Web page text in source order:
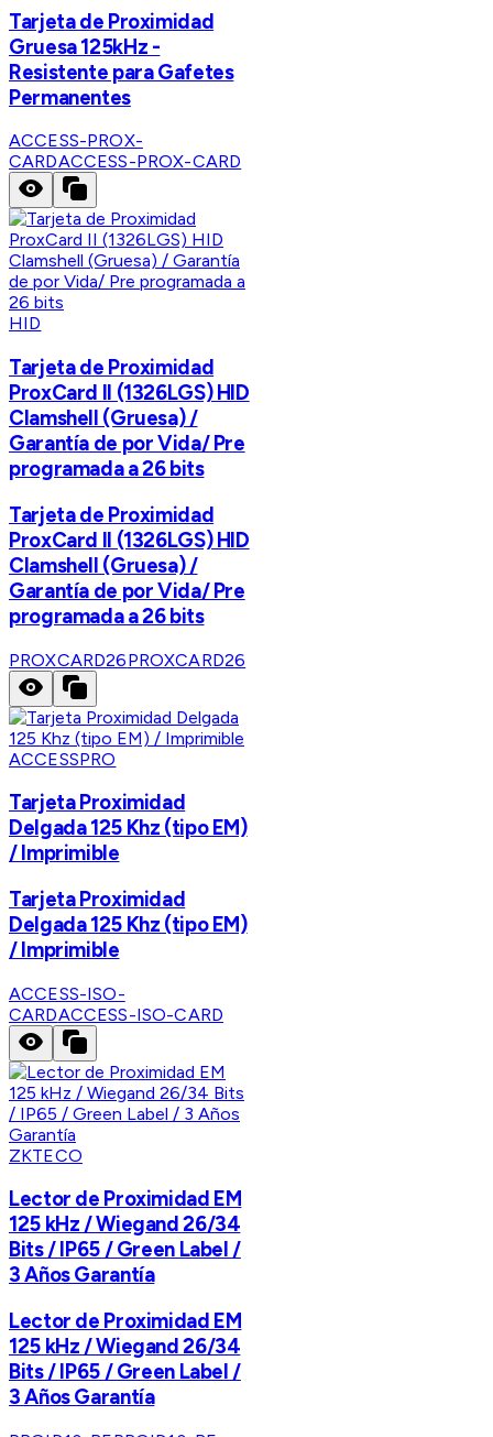
Tarjeta de Proximidad
Gruesa 125kHz -
Resistente para Gafetes
Permanentes
ACCESS-PROX-
CARDACCESS-PROX-CARD
HID
Tarjeta de Proximidad
ProxCard II (1326LGS) HID
Clamshell (Gruesa) /
Garantía de por Vida/ Pre
programada a 26 bits
Tarjeta de Proximidad
ProxCard II (1326LGS) HID
Clamshell (Gruesa) /
Garantía de por Vida/ Pre
programada a 26 bits
PROXCARD26PROXCARD26
ACCESSPRO
Tarjeta Proximidad
Delgada 125 Khz (tipo EM)
/ Imprimible
Tarjeta Proximidad
Delgada 125 Khz (tipo EM)
/ Imprimible
ACCESS-ISO-
CARDACCESS-ISO-CARD
ZKTECO
Lector de Proximidad EM
125 kHz / Wiegand 26/34
Bits / IP65 / Green Label /
3 Años Garantía
Lector de Proximidad EM
125 kHz / Wiegand 26/34
Bits / IP65 / Green Label /
3 Años Garantía